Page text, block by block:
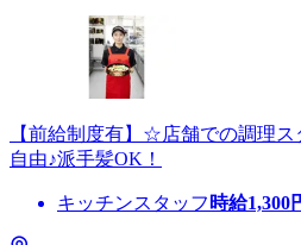
【前給制度有】☆店舗での調理
自由♪派手髪OK！
キッチンスタッフ 時給1,300